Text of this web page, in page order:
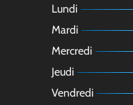
lundi
mardi
mercredi
jeudi
vendredi